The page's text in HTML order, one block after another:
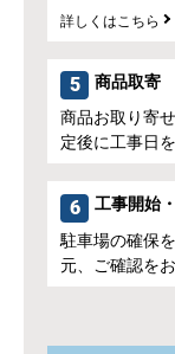
詳しくはこちら
5
商品取寄
商品お取り寄
定後に工事日
6
工事開始
駐車場の確保
元、ご確認を